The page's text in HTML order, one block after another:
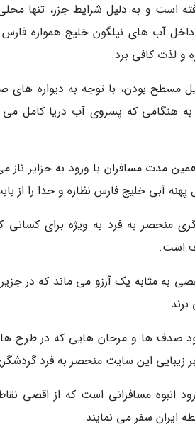
قرار گرفته است و به دلیل شرایط جزر،
آب های نیلگون خلیج همواره فارس
و لذت کافی برد.
هنگامی که پسروی آب دریا کامل می
مدت مسافران با ورود به جزایر ناز
پهنه آبی خلیج فارس نظاره و خدا را
منحصر به فرد به ویژه برای
است.
به مثابه یک آرزو می ماند که در
صدف ها و مرجان هایی که در طرح
زیبایی این سایت منحصر به فرد
انبوه مسافرانی است که از اقصی
ایران سفر می نمایند.